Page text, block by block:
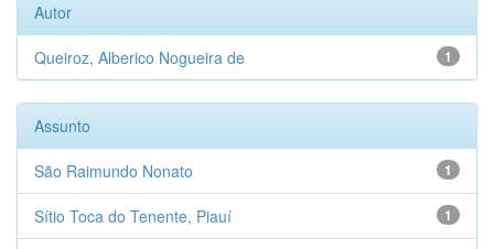
Autor
1
Queiroz, Alberico Nogueira de
Assunto
1
São Raimundo Nonato
1
Sítio Toca do Tenente, Piauí